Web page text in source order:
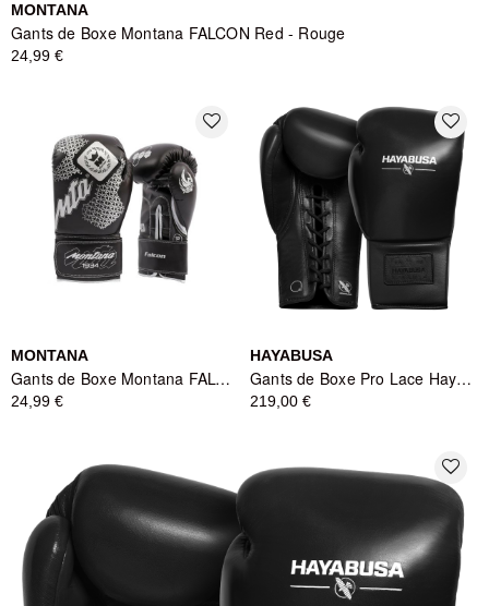
MONTANA
Gants de Boxe Montana FALCON Red - Rouge
24,99 €
favorite_border
MONTANA
Gants de Boxe Montana FALCON Black - Noir
24,99 €
favorite_border
HAYABUSA
Gants de Boxe Pro Lace Hayabusa - Noir
219,00 €
favorite_border